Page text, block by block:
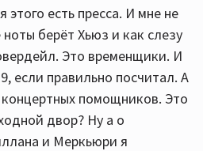
этого есть пресса. И мне не
берёт Хьюз и как слезу
Это временщики. И
если правильно посчитал. А
помощников. Это
двор? Ну а о
и Меркьюри я